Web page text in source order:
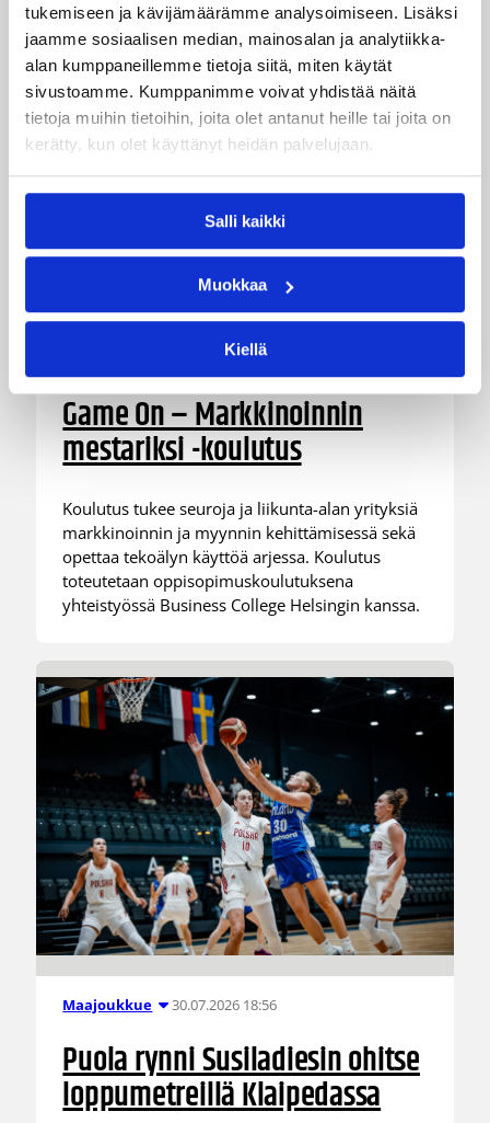
tukemiseen ja kävijämäärämme analysoimiseen. Lisäksi
jaamme sosiaalisen median, mainosalan ja analytiikka-
alan kumppaneillemme tietoja siitä, miten käytät
sivustoamme. Kumppanimme voivat yhdistää näitä
tietoja muihin tietoihin, joita olet antanut heille tai joita on
kerätty, kun olet käyttänyt heidän palvelujaan.
Salli kaikki
Muokkaa
Kiellä
innostaa mukaan uusia pelaajia ja syventää
yhteistyötä koulujen kanssa.
03.08.2026 15:25
Game On – Markkinoinnin
mestariksi -koulutus
Koulutus tukee seuroja ja liikunta-alan yrityksiä
markkinoinnin ja myynnin kehittämisessä sekä
opettaa tekoälyn käyttöä arjessa. Koulutus
toteutetaan oppisopimuskoulutuksena
yhteistyössä Business College Helsingin kanssa.
Maajoukkue 30.07.2026 18:56
Puola rynni Susiladiesin ohitse
loppumetreillä Klaipedassa